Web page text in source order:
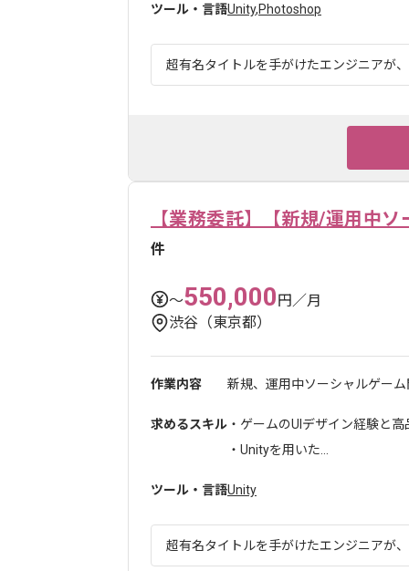
ツール・言語Unity,Photoshop
超有名タイトルを手がけたエンジニアが
【業務委託】【新規/運用中
件
〜550,000円／月
渋谷（東京都）
作業内容 新規、運用中ソーシャルゲー
求めるスキル ・ゲームのUIデザイン経験と
・Unityを用いた...
ツール・言語Unity
超有名タイトルを手がけたエンジニアが